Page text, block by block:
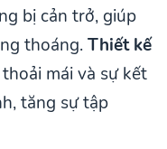
bị cản trở, giúp
thoáng.Thiết kế
mái và sự kết
tăng sự tập